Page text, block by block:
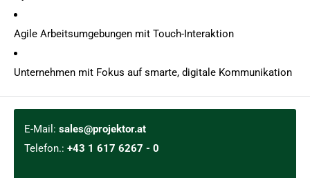
Agile Arbeitsumgebungen mit Touch-Interaktion
Unternehmen mit Fokus auf smarte, digitale Kommunikation
E-Mail: sales@projektor.at
Telefon.: +43 1 617 6267 - 0